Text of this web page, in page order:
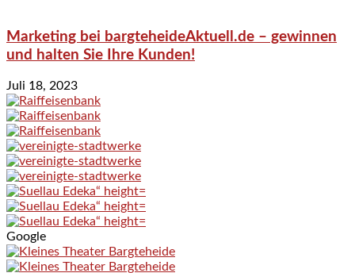
Marketing bei bargteheideAktuell.de – gewinnen
und halten Sie Ihre Kunden!
Juli 18, 2023
Google